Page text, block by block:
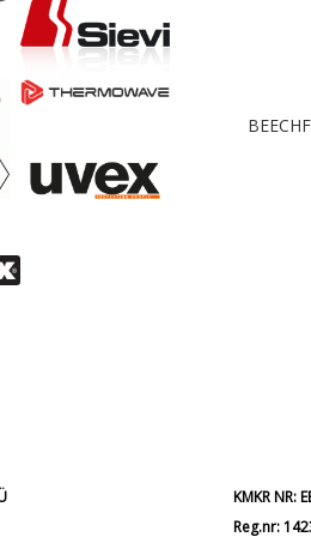
KMKR NR:
Reg.nr: